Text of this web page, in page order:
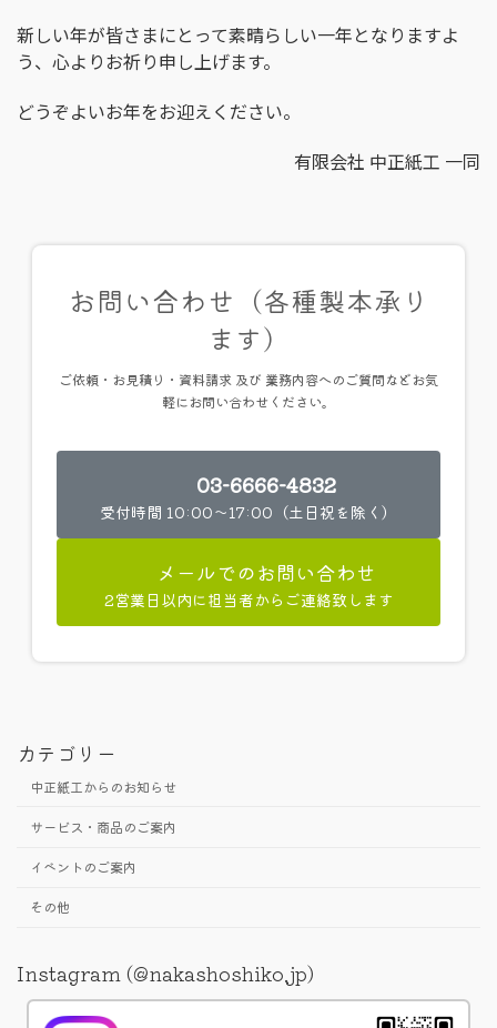
新しい年が皆さまにとって素晴らしい一年となりますよ
う、心よりお祈り申し上げます。
どうぞよいお年をお迎えください。
有限会社 中正紙工 一同
お問い合わせ（各種製本承り
ます）
ご依頼・お見積り・資料請求 及び 業務内容へのご質問などお気
軽にお問い合わせください。
03-6666-4832
受付時間 10:00～17:00（土日祝を除く）
メールでのお問い合わせ
2営業日以内に担当者からご連絡致します
カテゴリー
中正紙工からのお知らせ
サービス・商品のご案内
イベントのご案内
その他
Instagram (@nakashoshiko.jp)